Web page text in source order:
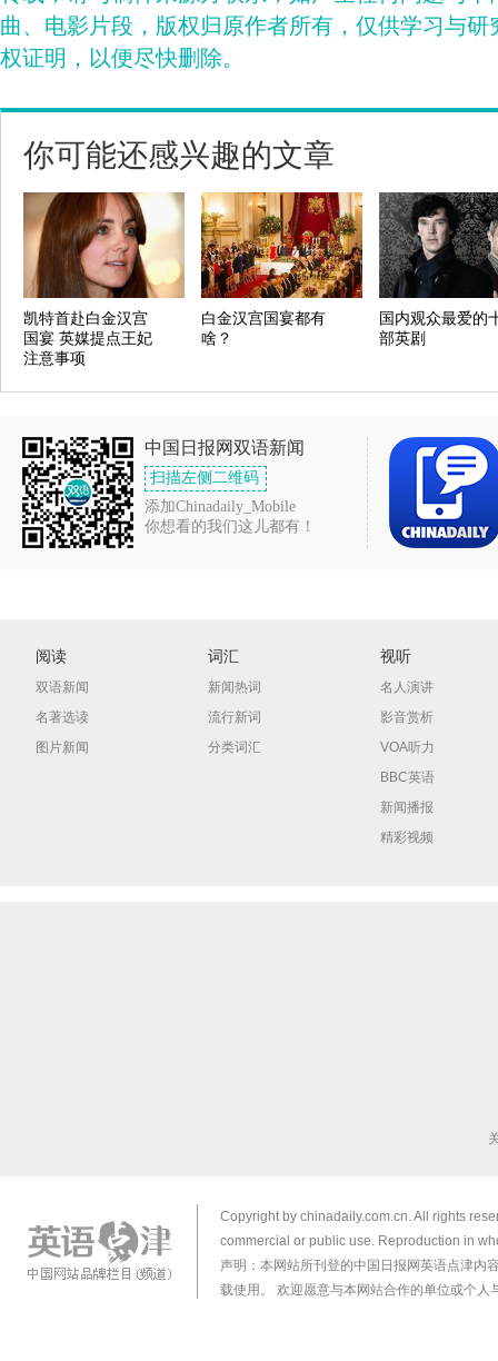
曲、电影片段，版权归原作者所有，仅供学习与
权证明，以便尽快删除。
你可能还感兴趣的文章
凯特首赴白金汉宫
国宴 英媒提点王妃
注意事项
白金汉宫国宴都有
啥？
国内观众最爱的
部英剧
中国日报网双语新闻
扫描左侧二维码
添加Chinadaily_Mobile
你想看的我们这儿都有！
阅读
双语新闻
名著选读
图片新闻
词汇
新闻热词
流行新词
分类词汇
视听
名人演讲
影音赏析
VOA听力
BBC英语
新闻播报
精彩视频
Copyright by chinadaily.com.cn. All rights
commercial or public use. Reproduction in
声明：本网站所刊登的中国日报网英语点津内
载使用。 欢迎愿意与本网站合作的单位或个人